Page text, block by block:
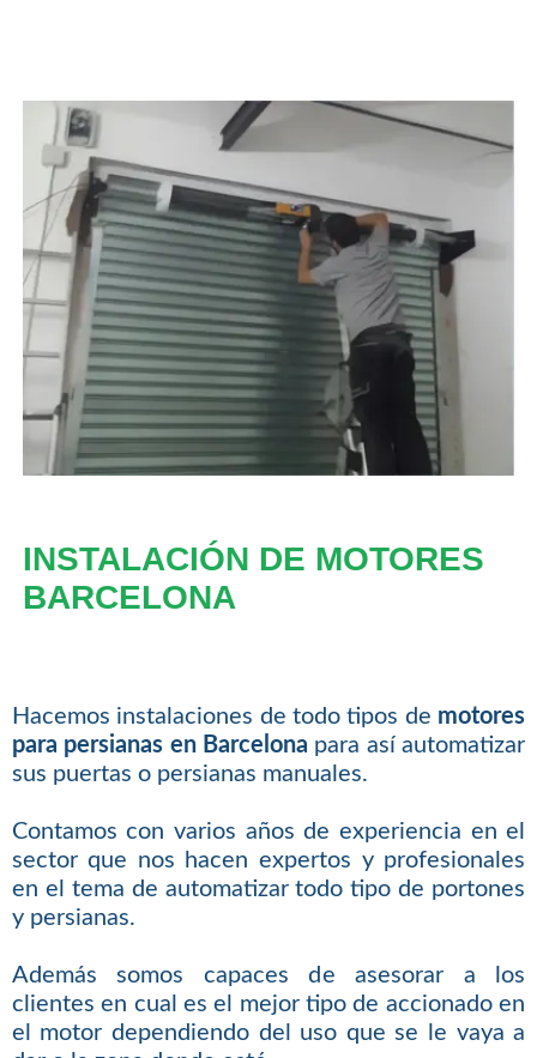
INSTALACIÓN DE MOTORES
BARCELONA
Hacemos instalaciones de todo tipos de motores
para persianas en Barcelona para así automatizar
sus puertas o persianas manuales.
Contamos con varios años de experiencia en el
sector que nos hacen expertos y profesionales
en el tema de automatizar todo tipo de portones
y persianas.
Además somos capaces de asesorar a los
clientes en cual es el mejor tipo de accionado en
el motor dependiendo del uso que se le vaya a